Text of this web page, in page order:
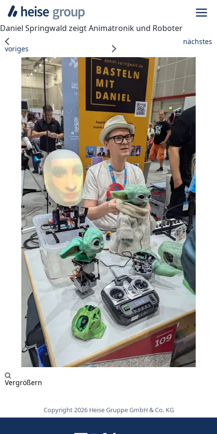
Daniel Springwald zeigt Animatronik und Roboter
voriges
nächstes
Vergrößern
Copyright 2026 Heise Gruppe GmbH & Co. KG